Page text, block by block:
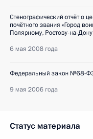
Стенографический отчёт о
почётного звания «Город
Полярному, Ростову-на-
6 мая 2008 года
Федеральный закон №68-
9 мая 2006 года
Статус материала